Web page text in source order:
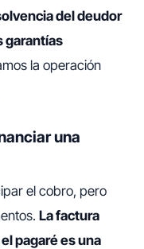
del deudor
garantías
la operación
una
el cobro, pero
La factura
el pagaré es una